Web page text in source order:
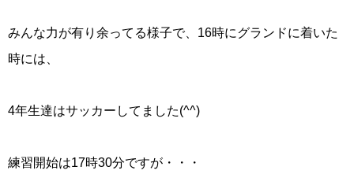
みんな力が有り余ってる様子で、16時にグランドに着いた
時には、
4年生達はサッカーしてました(^^)
練習開始は17時30分ですが・・・